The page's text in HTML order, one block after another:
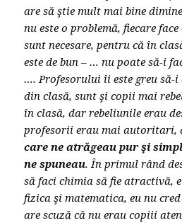
are să ştie mult mai bine
nu este o problemă, fiecare
sunt necesare, pentru că în
este de bun – … nu poate să-i
…. Profesorului îi este greu să-
din clasă, sunt şi copii mai
în clasă, dar rebeliunile erau
profesorii erau mai
care ne atrăgeau pur şi
ne spuneau. În primul rând
să faci chimia să fie atractivă,
fizica şi matematica, eu nu
are scuză că nu erau copiii